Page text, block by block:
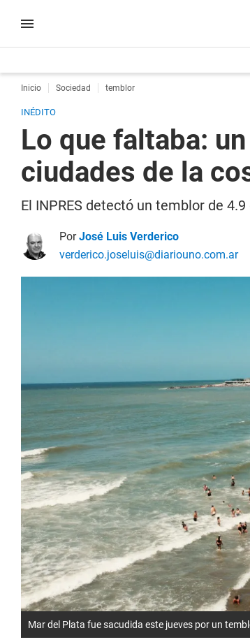
Inicio Sociedad temblor
INÉDITO
Lo que faltaba:
ciudades de la
El INPRES detectó un temblor de
PorJosé Luis Verderico
verderico.joseluis@diariouno.com.ar
Mar del Plata fue sacudida este jueves por un